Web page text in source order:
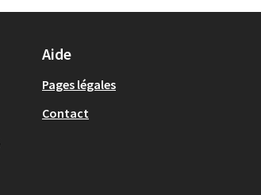
Aide
Pages légales
Contact